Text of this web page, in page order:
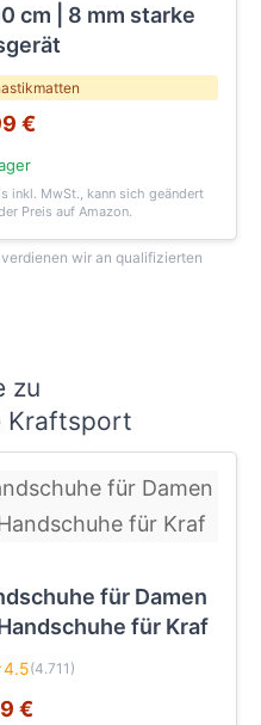
cm | 8 mm starke
€
inkl. MwSt., kann sich geändert
Preis auf Amazon.
wir an qualifizierten
zu
Kraftsport
für Damen
für Kraf
4.5(4.711)
€